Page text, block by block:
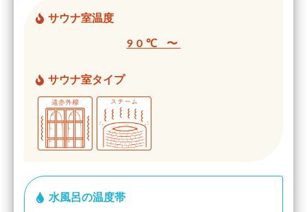
サウナ室温度
90℃ 〜
サウナ室タイプ
水風呂の温度帯